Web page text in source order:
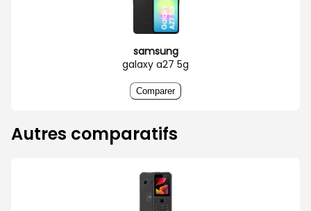
samsung
galaxy a27 5g
Comparer
Autres comparatifs